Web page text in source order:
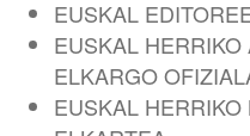
EUSKAL
EUSKAL
ELKARGO
EUSKAL